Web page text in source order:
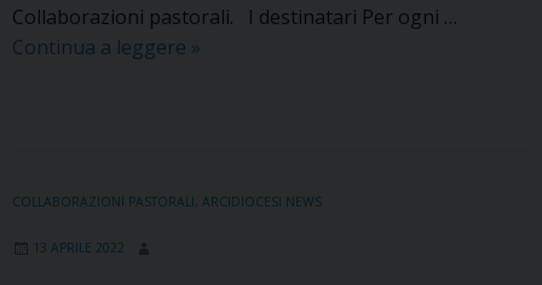
Collaborazioni pastorali. I destinatari Per ogni …
Continua a leggere Progetto
la
»
COLLABORAZIONI PASTORALI ARCIDIOCESI NEWS
13 APRILE 2022